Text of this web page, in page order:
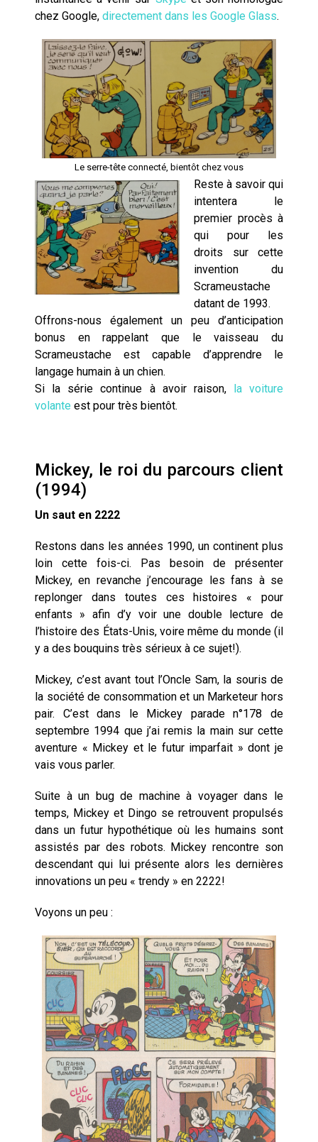
chez Google, directement dans les Google Glass.
Le serre-tête connecté, bientôt chez vous
Reste à savoir qui
intentera le
premier procès à
qui pour les
droits sur cette
invention du
Scrameustache
datant de 1993.
Offrons-nous également un peu d’anticipation
bonus en rappelant que le vaisseau du
Scrameustache est capable d’apprendre le
langage humain à un chien.
Si la série continue à avoir raison, la voiture
volante est pour très bientôt.
Mickey, le roi du parcours client
(1994)
Un saut en 2222
Restons dans les années 1990, un continent plus
loin cette fois-ci. Pas besoin de présenter
Mickey, en revanche j’encourage les fans à se
replonger dans toutes ces histoires « pour
enfants » afin d’y voir une double lecture de
l’histoire des États-Unis, voire même du monde (il
y a des bouquins très sérieux à ce sujet!).
Mickey, c’est avant tout l’Oncle Sam, la souris de
la société de consommation et un Marketeur hors
pair. C’est dans le Mickey parade n°178 de
septembre 1994 que j’ai remis la main sur cette
aventure « Mickey et le futur imparfait » dont je
vais vous parler.
Suite à un bug de machine à voyager dans le
temps, Mickey et Dingo se retrouvent propulsés
dans un futur hypothétique où les humains sont
assistés par des robots. Mickey rencontre son
descendant qui lui présente alors les dernières
innovations un peu « trendy » en 2222!
Voyons un peu :